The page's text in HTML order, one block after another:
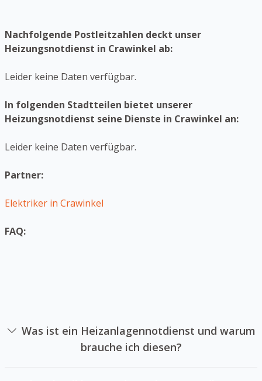
Nachfolgende Postleitzahlen deckt unser
Heizungsnotdienst in Crawinkel ab:
Leider keine Daten verfügbar.
In folgenden Stadtteilen bietet unserer
Heizungsnotdienst seine Dienste in Crawinkel an:
Leider keine Daten verfügbar.
Partner:
Elektriker in Crawinkel
FAQ:
Was ist ein Heizanlagennotdienst und warum
brauche ich diesen?